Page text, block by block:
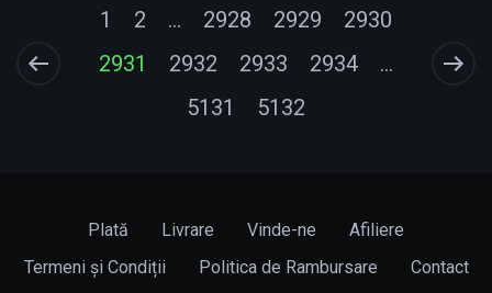
1 2 ... 2928 2929
2930
2931
2932 2933 2934
...
5131
5132
Plată Livrare Vinde-ne
Afiliere
Termeni și Condiții
Politica de Rambursare Contact